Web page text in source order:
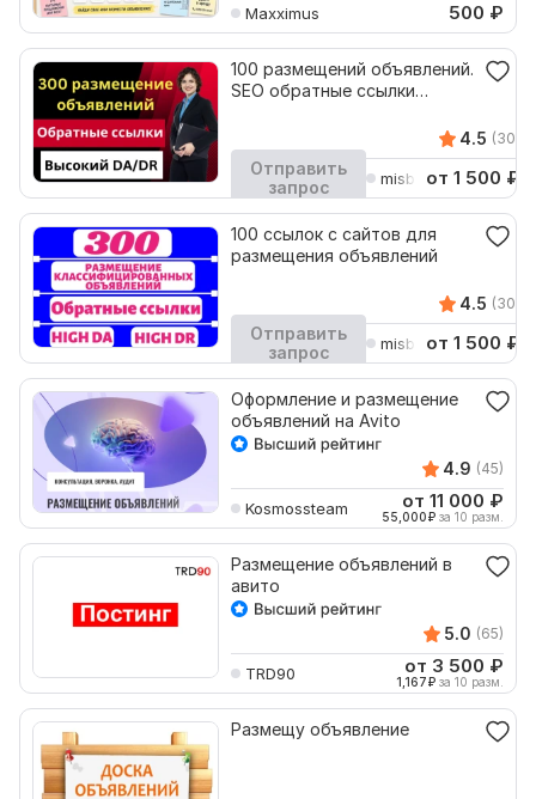
Maxximus 500 ₽
Кворк остановлен
100 размещений объявлений.
SEO обратные ссылки
4.5 (30)
Отправить
запрос
misbah_batool
от 1 500 ₽
Кворк остановлен
100 ссылок с сайтов для
размещения объявлений
4.5 (30)
Отправить
запрос
misbah_batool
от 1 500 ₽
Оформление и размещение
объявлений на Avito
4.9 (45)
Kosmossteam от 11 000 ₽
55,000₽ за 10 разм.
Размещение объявлений в
авито
5.0 (65)
TRD90 от 3 500 ₽
1,167₽ за 10 разм.
Размещу объявление